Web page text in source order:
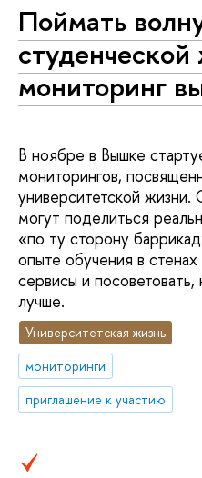
Поймать
мониторинг
В ноябре в Вышке
мониторингов,
университетской жизни.
могут поделиться
«по ту сторону
опыте обучения в
сервисы и
лучше.
Университетская жизнь
мониторинги
приглашение к участию